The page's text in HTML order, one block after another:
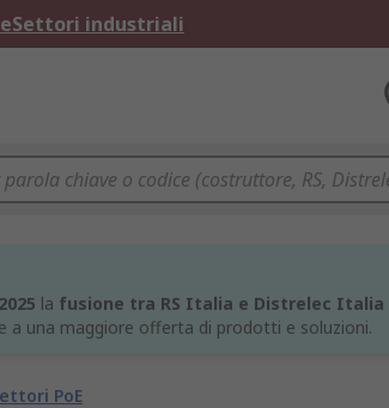
Settori industriali
la fusione tra RS Italia e Distrelec Italia
a una maggiore offerta di prodotti e soluzioni.
PoE